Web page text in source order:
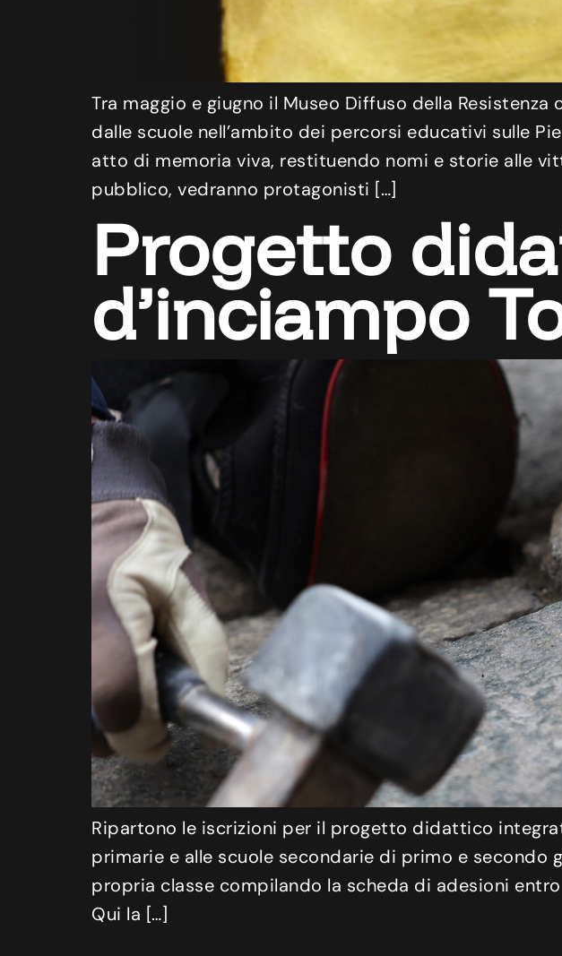
Tra maggio e giugno il Museo Diffuso della
dalle scuole nell’ambito dei percorsi educativi sulle
atto di memoria viva, restituendo nomi e storie alle
pubblico, vedranno protagonisti […]
Progetto
d’inciampo
Ripartono le iscrizioni per il progetto didattico
primarie e alle scuole secondarie di primo e
propria classe compilando la scheda di adesioni
Qui la […]